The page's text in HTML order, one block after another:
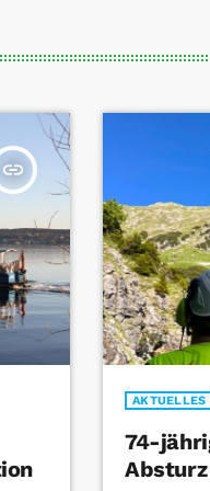
insert_link
AKTUELLES
74-